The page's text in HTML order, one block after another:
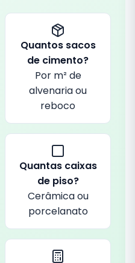
Quantos sacos
de cimento?
Por m² de
alvenaria ou
reboco
Quantas caixas
de piso?
Cerâmica ou
porcelanato